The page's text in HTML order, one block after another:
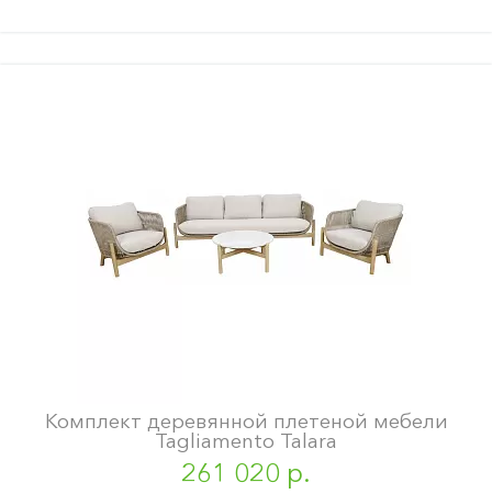
Комплект деревянной плетеной мебели
Tagliamento Talara
261 020 р.